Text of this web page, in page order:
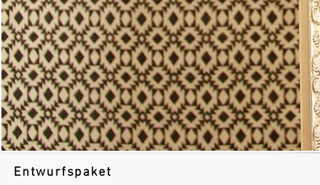
Entwurfspaket